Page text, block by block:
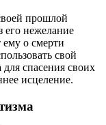
прошлой
его нежелание
ему о смерти
свой
спасения своих
исцеление.